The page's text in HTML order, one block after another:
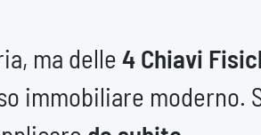
ma delle4 Chiavi
immobiliare moderno.